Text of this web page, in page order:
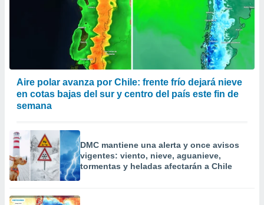
Aire polar avanza por Chile: frente frío dejará nieve
en cotas bajas del sur y centro del país este fin de
semana
DMC mantiene una alerta y once avisos
vigentes: viento, nieve, aguanieve,
tormentas y heladas afectarán a Chile